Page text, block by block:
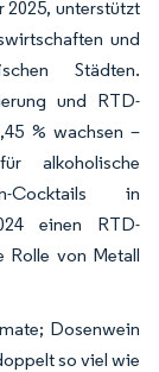
2025, unterstützt
und
Städten.
und RTD-
% wachsen –
alkoholische
Cocktails in
einen RTD-
Rolle von Metall
Dosenwein
so viel wie